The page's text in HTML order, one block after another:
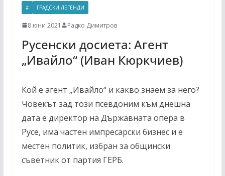
# ГРАДСКИ ЛЕГЕНДИ
8 юни 2021 Радко Димитров
Русенски досиета: Агент
„Ивайло“ (Иван Кюркчиев)
Кой е агент „Ивайло“ и какво знаем за него?
Човекът зад този псевдоним към днешна
дата е директор на Държавната опера в
Русе, има частен импресарски бизнес и е
местен политик, избран за общински
съветник от партия ГЕРБ.